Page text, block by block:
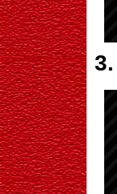
3.